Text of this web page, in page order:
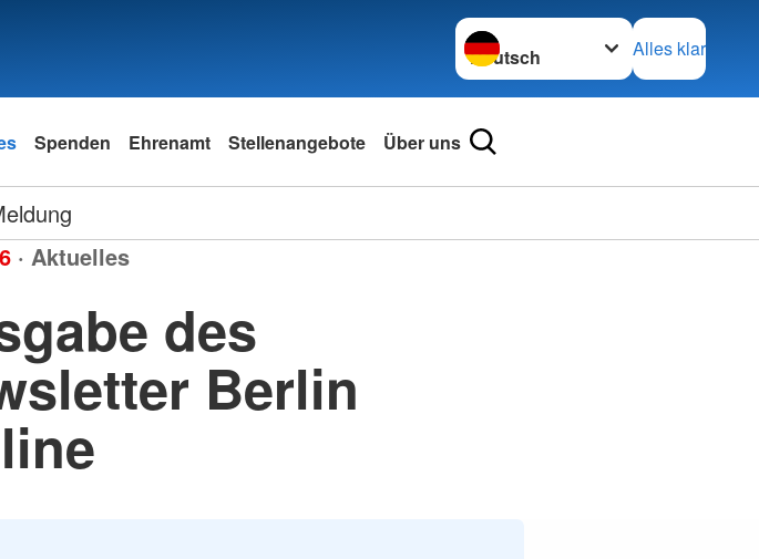
Sprache wechseln zu
Alles klar
Spenden Ehrenamt Stellenangebote Über uns
· Aktuelles
des
Berlin